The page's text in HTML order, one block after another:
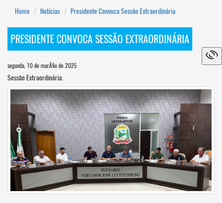
Home Notícias Presidente Convoca Sessão Extraordinária
PRESIDENTE CONVOCA SESSÃO EXTRAORDINÁRIA
segunda, 10 de marÃ§o de 2025
Sessão Extraordinária.